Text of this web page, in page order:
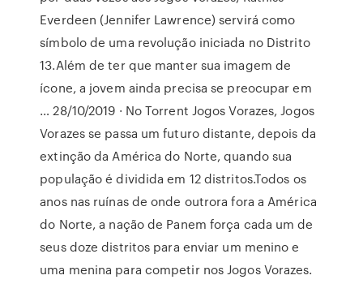
Everdeen (Jennifer Lawrence) servirá como
símbolo de uma revolução iniciada no Distrito
13.Além de ter que manter sua imagem de
ícone, a jovem ainda precisa se preocupar em
… 28/10/2019 · No Torrent Jogos Vorazes, Jogos
Vorazes se passa um futuro distante, depois da
extinção da América do Norte, quando sua
população é dividida em 12 distritos.Todos os
anos nas ruínas de onde outrora fora a América
do Norte, a nação de Panem força cada um de
seus doze distritos para enviar um menino e
uma menina para competir nos Jogos Vorazes.